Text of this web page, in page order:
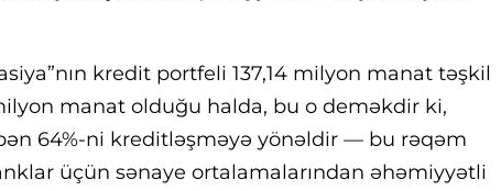
kredit portfeli 137,14 milyon manat təşkil
manat olduğu halda, bu o deməkdir ki,
64%-ni kreditləşməyə yönəldir — bu rəqəm
üçün sənaye ortalamalarından əhəmiyyətli